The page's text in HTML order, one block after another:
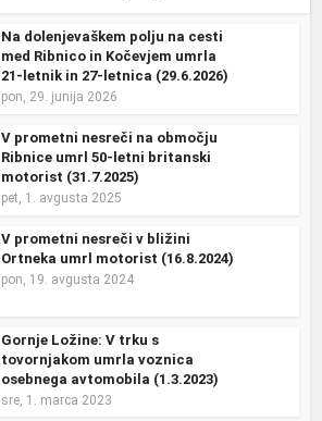
Na dolenjevaškem polju na cesti
med Ribnico in Kočevjem umrla
21-letnik in 27-letnica (29.6.2026)
pon, 29. junija 2026
V prometni nesreči na območju
Ribnice umrl 50-letni britanski
motorist (31.7.2025)
pet, 1. avgusta 2025
V prometni nesreči v bližini
Ortneka umrl motorist (16.8.2024)
pon, 19. avgusta 2024
Gornje Ložine: V trku s
tovornjakom umrla voznica
osebnega avtomobila (1.3.2023)
sre, 1. marca 2023